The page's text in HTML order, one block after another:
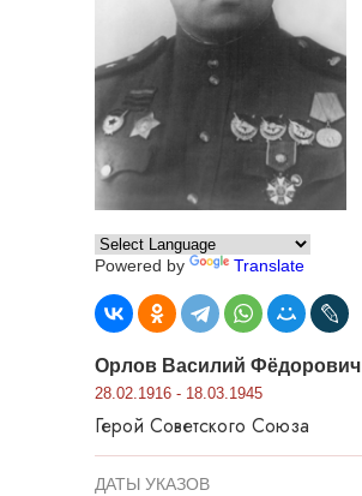
Powered by Translate
Орлов Василий Фёдорович
28.02.1916 - 18.03.1945
Герой Советского Союза
ДАТЫ УКАЗОВ